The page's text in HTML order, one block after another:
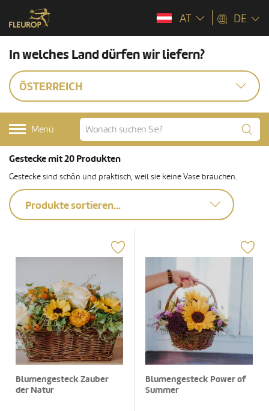
AT DE
In welches Land dürfen wir liefern?
ÖSTERREICH
Menü
Gestecke mit 20 Produkten
Gestecke sind schön und praktisch, weil sie keine Vase brauchen.
Produkte sortieren...
Blumengesteck Zauber
der Natur
Blumengesteck Power of
Summer